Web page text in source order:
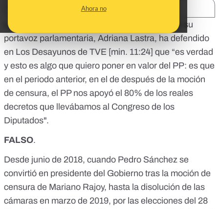
Ahora no
La vicesecretaria de Organización del PSOE y su
portavoz parlamentaria, Adriana Lastra, ha defendido
en Los Desayunos de TVE [min. 11:24] que “es verdad
y esto es algo que quiero poner en valor del PP: es que
en el periodo anterior, en el de después de la moción
de censura, el PP nos apoyó el 80% de los reales
decretos que llevábamos al Congreso de los
Diputados".
FALSO.
Desde junio de 2018, cuando Pedro Sánchez se
convirtió en presidente del Gobierno tras la moción de
censura de Mariano Rajoy, hasta la disolución de las
cámaras en marzo de 2019, por las elecciones del 28